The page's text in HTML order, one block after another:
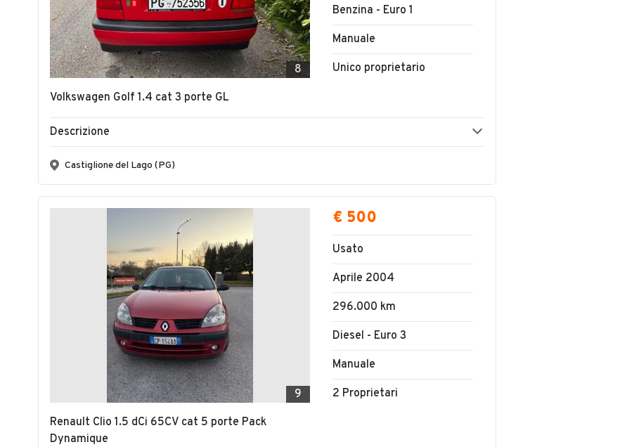
8
Volkswagen Golf 1.4 cat 3 porte GL
Benzina - Euro 1
Manuale
Unico proprietario
Descrizione
Castiglione del Lago (PG)
9
Renault Clio 1.5 dCi 65CV cat 5 porte Pack
Dynamique
€ 500
Usato
Aprile 2004
296.000 km
Diesel - Euro 3
Manuale
2 Proprietari